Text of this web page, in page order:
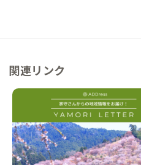
野森林公園：徒歩15分
関連リンク